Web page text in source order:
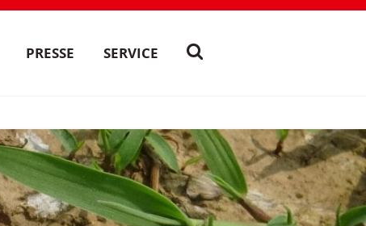
PRESSE SERVICE